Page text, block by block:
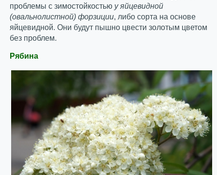
проблемы с зимостойкостью у яйцевидной
(овальнолистной) форзиции, либо сорта на основе
яйцевидной. Они будут пышно цвести золотым цветом
без проблем.
Рябина